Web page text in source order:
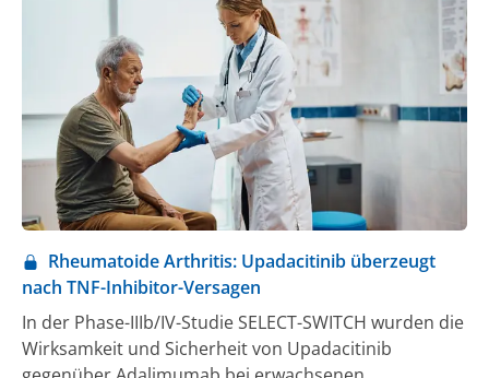
Rheumatoide Arthritis: Upadacitinib überzeugt
nach TNF-Inhibitor-Versagen
In der Phase-IIIb/IV-Studie SELECT-SWITCH wurden die
Wirksamkeit und Sicherheit von Upadacitinib